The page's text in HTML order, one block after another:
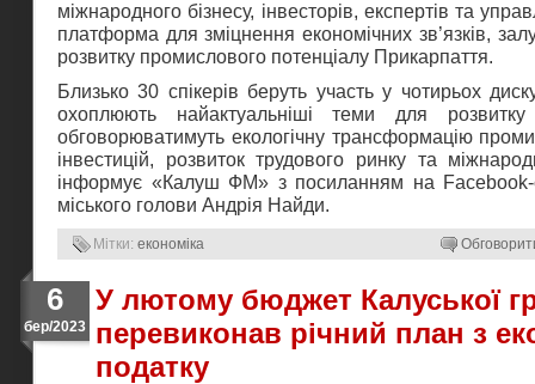
міжнародного бізнесу, інвесторів, експертів та
платформа для зміцнення економічних зв’язків,
розвитку промислового потенціалу Прикарпаття.
Близько 30 спікерів беруть участь у чотирьох
охоплюють найактуальніші теми для розвитку
обговорюватимуть екологічну трансформацію
інвестицій, розвиток трудового ринку та
інформує «Калуш ФМ» з посиланням на Facebook-
міського голови Андрія Найди.
Мітки: економіка
6
бер/2023
У лютому бюджет Калуської
перевиконав річний план з
податку